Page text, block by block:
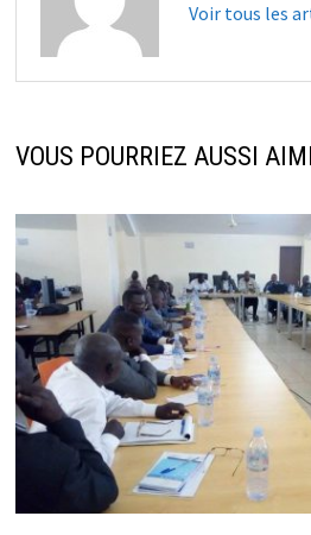
Voir tous les
VOUS POURRIEZ AUSSI